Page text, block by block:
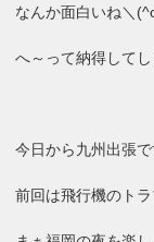
なんか面白いね＼
へ～って納得してし
今日から九州出張で
前回は飛行機のト